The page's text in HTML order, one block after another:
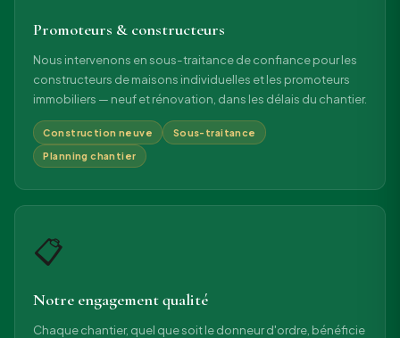
Promoteurs & constructeurs
Nous intervenons en sous-traitance de confiance pour les
constructeurs de maisons individuelles et les promoteurs
immobiliers — neuf et rénovation, dans les délais du chantier.
Construction neuve Sous-traitance
Planning chantier
📋
Notre engagement qualité
Chaque chantier, quel que soit le donneur d'ordre, bénéficie